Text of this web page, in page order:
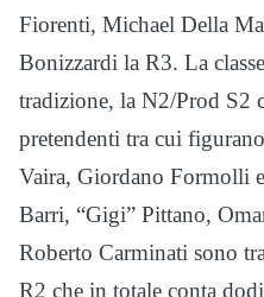
Fiorenti, Michael Della
Bonizzardi la R3. La
tradizione, la N2/Prod S2
pretendenti tra cui
Vaira, Giordano Formolli
Barri, “Gigi” Pittano,
Roberto Carminati sono
R2 che in totale conta